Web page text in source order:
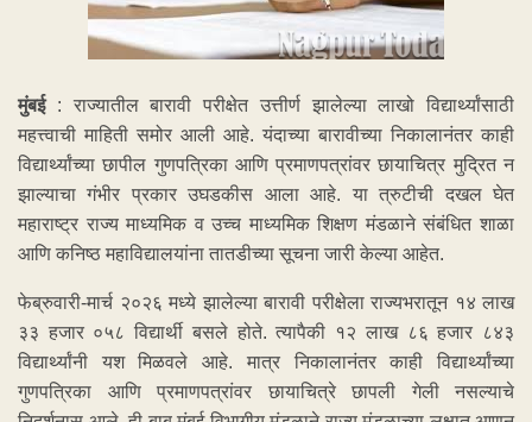
मुंबई : राज्यातील बारावी परीक्षेत उत्तीर्ण झालेल्या लाखो विद्यार्थ्यांसाठी
महत्त्वाची माहिती समोर आली आहे. यंदाच्या बारावीच्या निकालानंतर काही
विद्यार्थ्यांच्या छापील गुणपत्रिका आणि प्रमाणपत्रांवर छायाचित्र मुद्रित न
झाल्याचा गंभीर प्रकार उघडकीस आला आहे. या त्रुटीची दखल घेत
महाराष्ट्र राज्य माध्यमिक व उच्च माध्यमिक शिक्षण मंडळाने संबंधित शाळा
आणि कनिष्ठ महाविद्यालयांना तातडीच्या सूचना जारी केल्या आहेत.
फेब्रुवारी-मार्च २०२६ मध्ये झालेल्या बारावी परीक्षेला राज्यभरातून १४ लाख
३३ हजार ०५८ विद्यार्थी बसले होते. त्यापैकी १२ लाख ८६ हजार ८४३
विद्यार्थ्यांनी यश मिळवले आहे. मात्र निकालानंतर काही विद्यार्थ्यांच्या
गुणपत्रिका आणि प्रमाणपत्रांवर छायाचित्रे छापली गेली नसल्याचे